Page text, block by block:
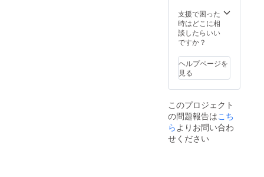
支援で困った
時はどこに相
談したらいい
ですか？
ヘルプページを
見る
このプロジェクト
の問題報告はこち
ら よりお問い合わ
せください